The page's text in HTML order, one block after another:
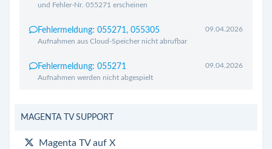
und Fehler-Nr. 055271 erscheinen
Fehlermeldung: 055271, 055305
Aufnahmen aus Cloud-Speicher nicht abrufbar
09.04.2026
Fehlermeldung: 055271
Aufnahmen werden nicht abgespielt
09.04.2026
MAGENTA TV SUPPORT
Magenta TV auf X